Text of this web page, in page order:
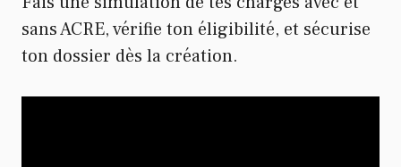
sans ACRE, vérifie ton éligibilité, et sécurise
ton dossier dès la création.